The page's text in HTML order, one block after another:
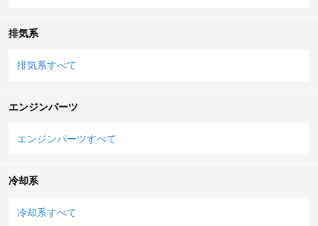
排気系
排気系すべて
エンジンパーツ
エンジンパーツすべて
冷却系
冷却系すべて